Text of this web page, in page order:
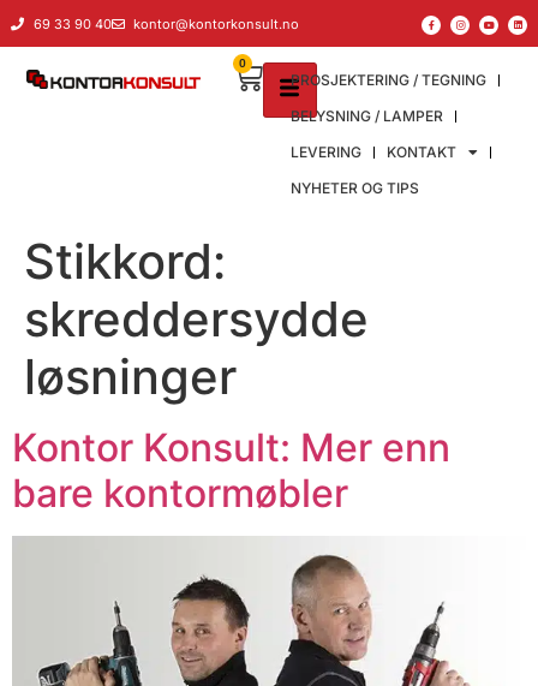
innholdet
69 33 90 40 kontor@kontorkonsult.no
PROSJEKTERING / TEGNING
BELYSNING / LAMPER
LEVERING
KONTAKT
NYHETER OG TIPS
0
Stikkord:
skreddersydde
løsninger
Kontor Konsult: Mer enn
bare kontormøbler